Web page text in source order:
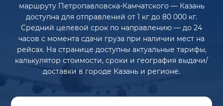
маршруту Петропавловска-Камчатского — Казань
доступна для отправлений от 1 кг до 80 000 кг.
Средний целевой срок по направлению — до 24
часов с момента сдачи груза при наличии мест на
рейсах. На странице доступны актуальные тарифы,
калькулятор стоимости, сроки и география выдачи/
доставки в городе Казань и регионе.